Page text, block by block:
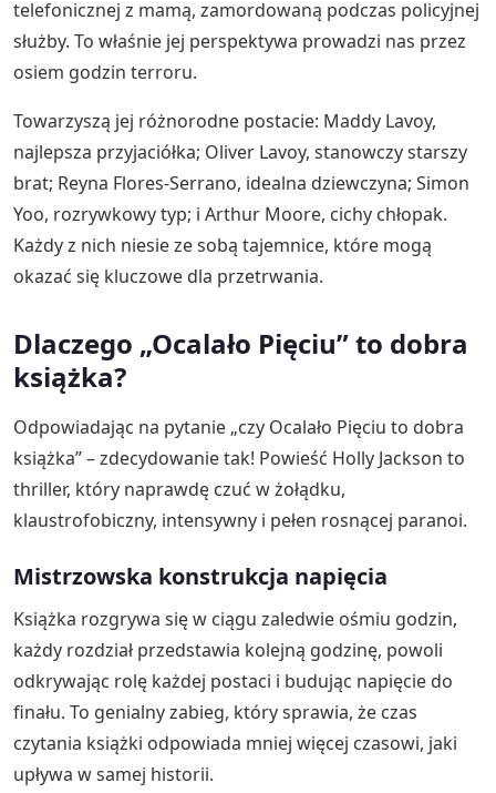
telefonicznej z mamą, zamordowaną podczas policyjnej
służby. To właśnie jej perspektywa prowadzi nas przez
osiem godzin terroru.
Towarzyszą jej różnorodne postacie: Maddy Lavoy,
najlepsza przyjaciółka; Oliver Lavoy, stanowczy starszy
brat; Reyna Flores-Serrano, idealna dziewczyna; Simon
Yoo, rozrywkowy typ; i Arthur Moore, cichy chłopak.
Każdy z nich niesie ze sobą tajemnice, które mogą
okazać się kluczowe dla przetrwania.
Dlaczego „Ocalało Pięciu” to dobra
książka?
Odpowiadając na pytanie „czy Ocalało Pięciu to dobra
książka” – zdecydowanie tak! Powieść Holly Jackson to
thriller, który naprawdę czuć w żołądku,
klaustrofobiczny, intensywny i pełen rosnącej paranoi.
Mistrzowska konstrukcja napięcia
Książka rozgrywa się w ciągu zaledwie ośmiu godzin,
każdy rozdział przedstawia kolejną godzinę, powoli
odkrywając rolę każdej postaci i budując napięcie do
finału. To genialny zabieg, który sprawia, że czas
czytania książki odpowiada mniej więcej czasowi, jaki
upływa w samej historii.